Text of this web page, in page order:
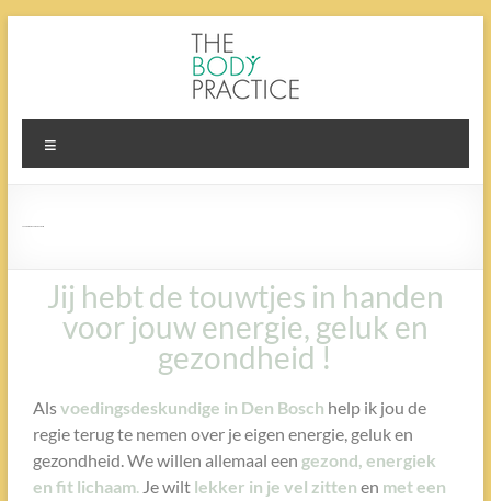
Jij hebt de touwtjes in handen
voor jouw energie, geluk en
gezondheid !
Alsvoedingsdeskundige in Den Bosch help ik jou de
regie terug te nemen over je eigen energie, geluk en
gezondheid. We willen allemaal een gezond, energiek
en fit lichaam.Je wilt lekker in je vel zitten en met een